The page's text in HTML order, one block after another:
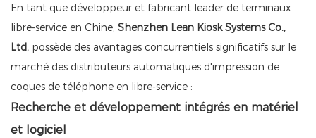
En tant que développeur et fabricant leader de terminaux
libre-service en Chine, Shenzhen Lean Kiosk Systems Co.,
Ltd. possède des avantages concurrentiels significatifs sur le
marché des distributeurs automatiques d'impression de
coques de téléphone en libre-service :
Recherche et développement intégrés en matériel
et logiciel